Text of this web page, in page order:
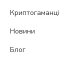
Криптогаманці
Новини
Блог